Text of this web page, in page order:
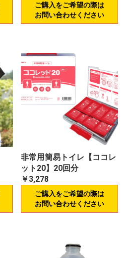
ご購入をご希望の際は
お問い合わせください
非常用簡易トイレ【ココレ
ット20】20回分
￥3,278
ご購入をご希望の際は
お問い合わせください